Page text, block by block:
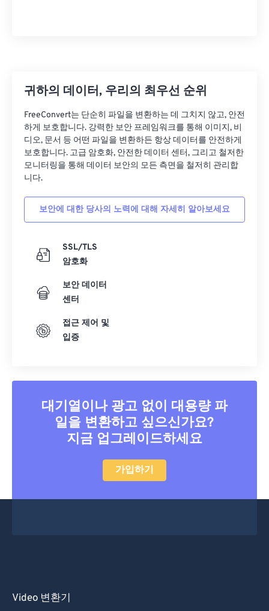
귀하의 데이터, 우리의 최우선 순위
FreeConvert는 단순히 파일을 변환하는 데 그치지 않고, 안전
하게 보호합니다. 강력한 보안 프레임워크를 통해 이미지, 비
디오, 문서 등 어떤 파일을 변환하든 항상 데이터를 안전하게
보호합니다. 고급 암호화, 안전한 데이터 센터, 그리고 철저한
모니터링을 통해 데이터 보안의 모든 측면을 철저히 관리합
니다.
보안에 대한 당사의 노력에 대해 자세히 알아보세요
SSL/TLS
암호화
보안 데이터
센터
접근 제어 및
입증
대기열이나 광고 없이 대용량 파
일을 변환하고 싶으신가요?
지금 업그레이드하세요
가입하기
Video 변환기